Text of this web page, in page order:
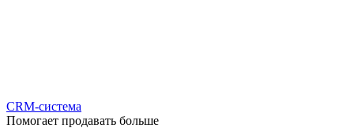
CRM-система
Помогает продавать больше